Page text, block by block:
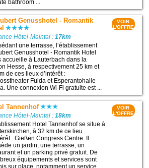
bathroom ...
Genusshotel - Romantik
Hôtel-Maintal :17km
une terrasse, l’établissement
Genusshotel - Romantik Hotel
accueille à Lauterbach dans la
Hesse, à respectivement 25 km et
de ces lieux d’intérêt :
Fulda et Esperantohalle
Une connexion Wi-Fi gratuite est ...
VOIR
L'OFFRE
Tannenhof
Hôtel-Maintal :18km
Hotel Tannenhof se situe à
à 32 km de ce lieu
: Gießen Congress Centre. Il
un jardin, une terrasse, un
et un parking privé gratuit. De
équipements et services sont
sur place, notamment un service
VOIR
L'OFFRE